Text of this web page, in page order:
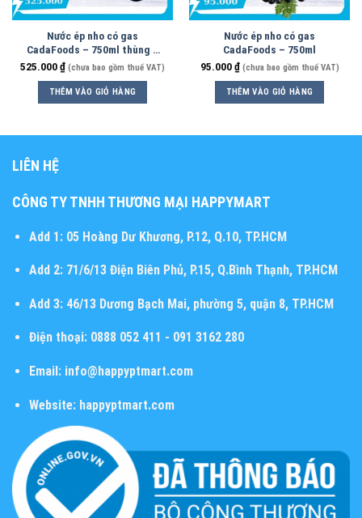
Nước ép nho có gas
CadaFoods – 750ml thùng 6
chai
525.000₫ (chưa bao gồm thuế VAT)
THÊM VÀO GIỎ HÀNG
Nước ép nho có gas
CadaFoods – 750ml
95.000₫ (chưa bao gồm thuế VAT)
THÊM VÀO GIỎ HÀNG
LIÊN HỆ
CÔNG TY TNHH THƯƠNG MẠI HAPPYMART
Add 1:05 Hoàng Dư Khương, P.12, Q.10, TP.HCM
Add 2:71/6/13 Điện Biên Phủ, P.15, Q.Bình Thạnh, TP.HCM
Add 3:46/13 Dương Bạch Mai, phường 5, quận 8, TP.HCM
Điện thoại:0888 052 411 - 091 3162 280
Email:info@happyptmart.com
Website: happyptmart.com